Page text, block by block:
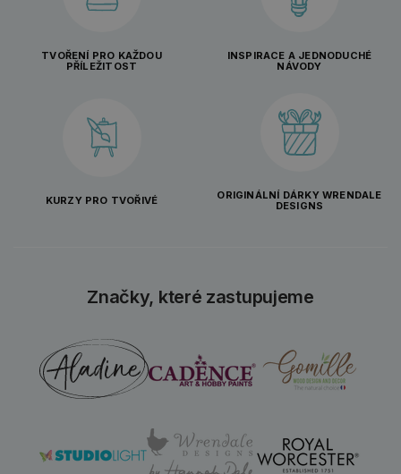
TVOŘENÍ PRO KAŽDOU
PŘÍLEŽITOST
INSPIRACE A JEDNODUCHÉ
NÁVODY
KURZY PRO TVOŘIVÉ
ORIGINÁLNÍ DÁRKY WRENDALE
DESIGNS
Značky, které zastupujeme